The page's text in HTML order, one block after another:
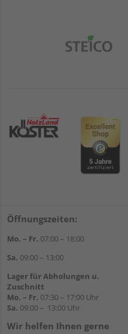
Öffnungszeiten:
Mo. – Fr. 07:00 – 18:00
Sa. 09:00 – 13:00
Lager für Abholungen u.
Zuschnitt
Mo. – Fr. 07:30 – 17:00 Uhr
Sa. 09:00 – 13:00 Uhr
Wir helfen Ihnen gerne